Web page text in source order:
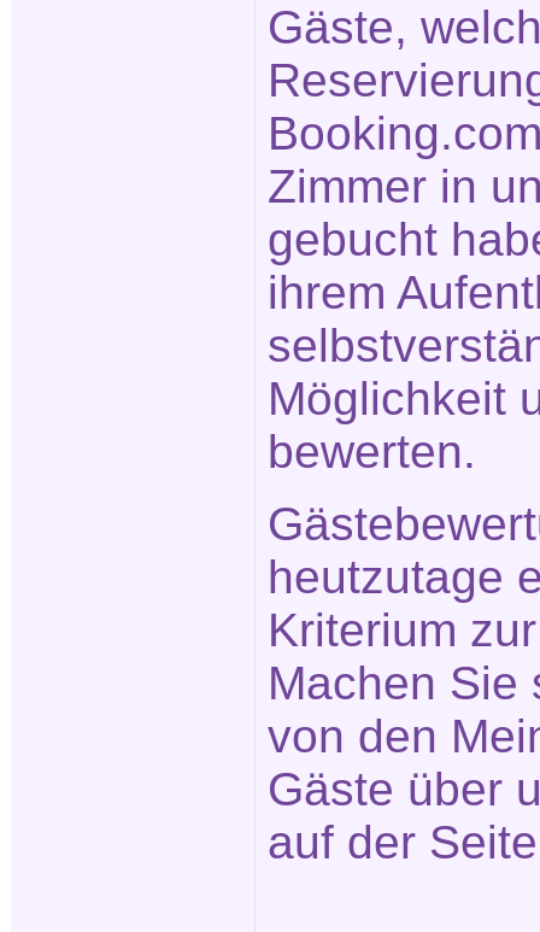
Gäste,
Zimmer in
gebucht
ihrem
Möglichkeit
bewerten.
heutzutage
Kriterium
Machen Sie
von den
Gäste über
auf der